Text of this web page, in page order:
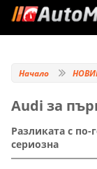
Начало
Audi за
Разликата с по-
сериозна